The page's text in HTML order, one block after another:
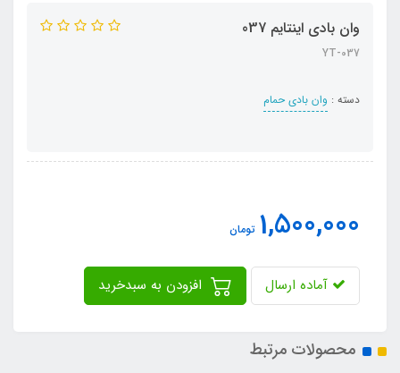
وان بادی اینتایم 037
YT-037
دسته : وان بادی حمام
1,500,000 تومان
آماده ارسال
محصولات مرتبط